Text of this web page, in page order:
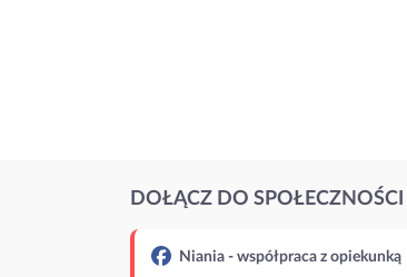
DOŁĄCZ DO
Niania - współpraca z opiekunką